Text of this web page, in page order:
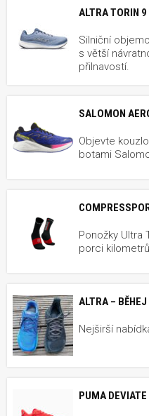
ALTRA TORIN 9
Silniční
s větší
přilnavostí.
SALOMON
Objevte
botami
Ponožky Ultra
porci
ALTRA –
Nejširší
PUMA